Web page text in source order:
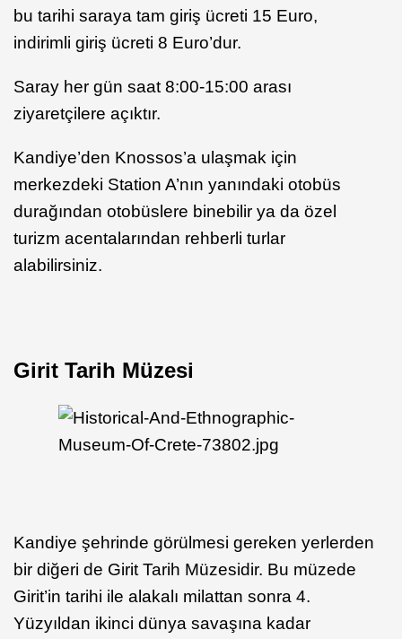
bu tarihi saraya tam giriş ücreti 15 Euro,
indirimli giriş ücreti 8 Euro’dur.
Saray her gün saat 8:00-15:00 arası
ziyaretçilere açıktır.
Kandiye’den Knossos’a ulaşmak için
merkezdeki Station A’nın yanındaki otobüs
durağından otobüslere binebilir ya da özel
turizm acentalarından rehberli turlar
alabilirsiniz.
Girit Tarih Müzesi
Kandiye şehrinde görülmesi gereken yerlerden
bir diğeri de Girit Tarih Müzesidir. Bu müzede
Girit’in tarihi ile alakalı milattan sonra 4.
Yüzyıldan ikinci dünya savaşına kadar